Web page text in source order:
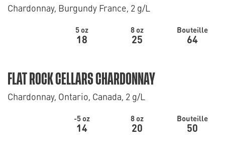
Chardonnay, Burgundy France, 2 g/L
5 oz
18
8 oz
25
Bouteille
64
FLAT ROCK CELLARS CHARDONNAY
Chardonnay, Ontario, Canada, 2 g/L
-5 oz
14
8 oz
20
Bouteille
50